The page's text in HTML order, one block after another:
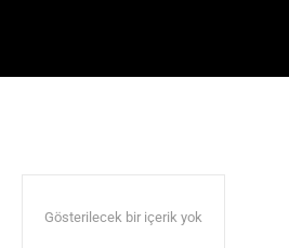
Gösterilecek bir içerik yok